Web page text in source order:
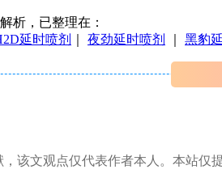
析，已整理在：
延时喷剂 夜劲延时喷剂 黑豹
该文观点仅代表作者本人。本站